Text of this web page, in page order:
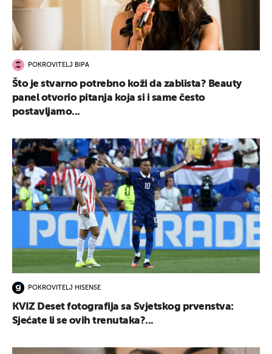
POKROVITELJ BIPA
Što je stvarno potrebno koži da zablista? Beauty
panel otvorio pitanja koja si i same često
postavljamo...
POKROVITELJ HISENSE
KVIZ Deset fotografija sa Svjetskog prvenstva:
Sjećate li se ovih trenutaka?...